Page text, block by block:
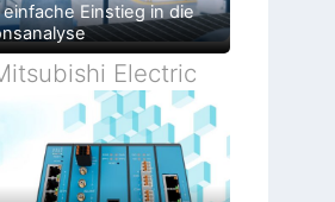
Einstieg in die
Electric